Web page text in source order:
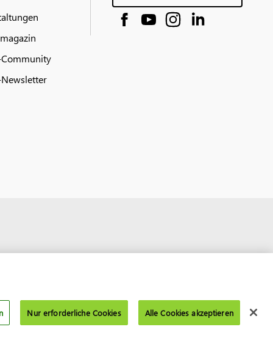
Community
Newsletter
Nur erforderliche Cookies Alle Cookies akzeptieren